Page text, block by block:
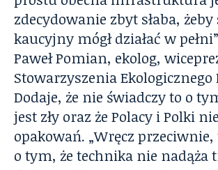
zdecydowanie zbyt słaba,
kaucyjny mógł działać w
Paweł Pomian, ekolog,
Stowarzyszenia Ekologicznego
Dodaje, że nie świadczy to o
jest zły oraz że Polacy i Polki
opakowań. „Wręcz
o tym, że technika nie nadąża